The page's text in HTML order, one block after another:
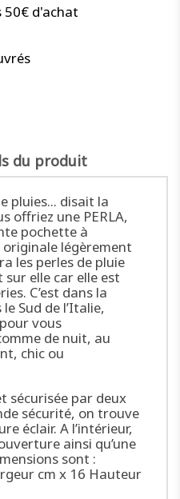
50€ d'achat
du produit
pluies… disait la
offriez une PERLA,
pochette à
légèrement
les perles de pluie
elle car elle est
C’est dans la
Sud de l’Italie,
vous
de nuit, au
chic ou
sécurisée par deux
sécurité, on trouve
éclair. A l’intérieur,
ainsi qu’une
sont :
cm x 16 Hauteur